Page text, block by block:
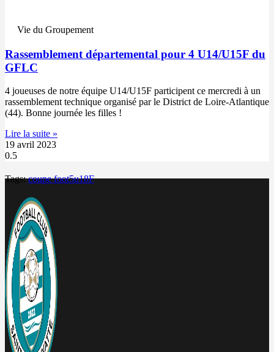
Vie du Groupement
Rassemblement départemental pour 4 U14/U15F du
GFLC
4 joueuses de notre équipe U14/U15F participent ce mercredi à un
rassemblement technique organisé par le District de Loire-Atlantique
(44). Bonne journée les filles !
Lire la suite »
19 avril 2023
Tags: coupe foot5u18F